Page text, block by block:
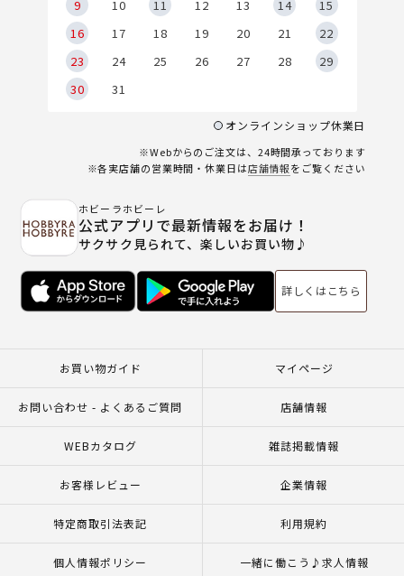
9
10 11 12 13 14
15
16
17 18 19 20 21
22
23
24 25 26 27 28
29
30
31
オンラインショップ休業日
※Webからのご注文は、24時間承っております
※各実店舗の営業時間・休業日は店舗情報をご覧ください
ホビーラホビーレ
公式アプリで最新情報をお届け！
サクサク見られて、楽しいお買い物♪
詳しくはこちら
お買い物ガイド マイページ
お問い合わせ - よくあるご質問 店舗情報
WEBカタログ 雑誌掲載情報
お客様レビュー 企業情報
特定商取引法表記 利用規約
個人情報ポリシー 一緒に働こう♪求人情報